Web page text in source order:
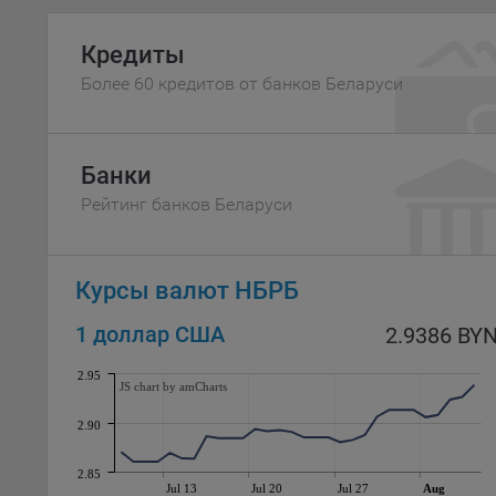
Кредиты
Более 60 кредитов от банков Беларуси
Банки
Рейтинг банков Беларуси
Курсы валют НБРБ
1 доллар США 2.9386 BYN
Jul 13 Jul 20 Jul 27 Aug
2.85
2.90
2.95
JS chart by amCharts